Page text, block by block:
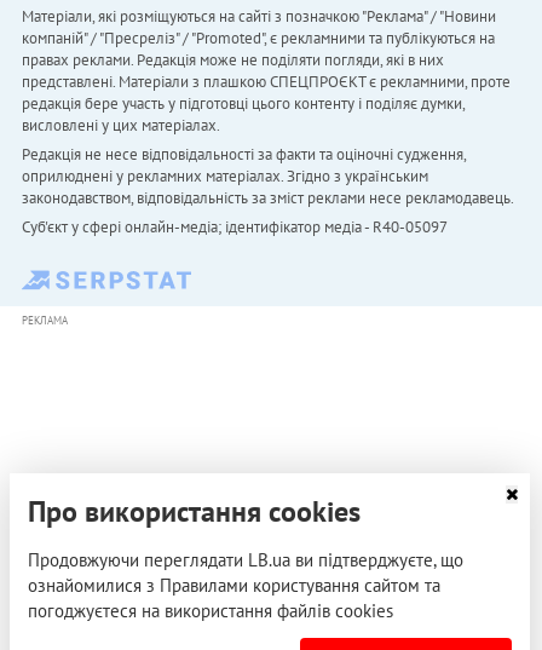
Матеріали, які розміщуються на сайті з позначкою "Реклама" / "Новини
компаній" / "Пресреліз" / "Promoted", є рекламними та публікуються на
правах реклами. Редакція може не поділяти погляди, які в них
представлені. Матеріали з плашкою СПЕЦПРОЄКТ є рекламними, проте
редакція бере участь у підготовці цього контенту і поділяє думки,
висловлені у цих матеріалах.
Редакція не несе відповідальності за факти та оціночні судження,
оприлюднені у рекламних матеріалах. Згідно з українським
законодавством, відповідальність за зміст реклами несе рекламодавець.
Cуб'єкт у сфері онлайн-медіа; ідентифікатор медіа - R40-05097
РЕКЛАМА
Про використання cookies
Продовжуючи переглядати LB.ua ви підтверджуєте, що
ознайомилися з Правилами користування сайтом та
погоджуєтеся на використання файлів cookies